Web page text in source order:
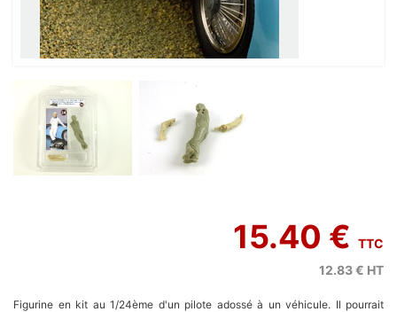
15.40 € TTC
12.83 € HT
Figurine en kit au 1/24ème d'un pilote adossé à un véhicule. Il pourrait